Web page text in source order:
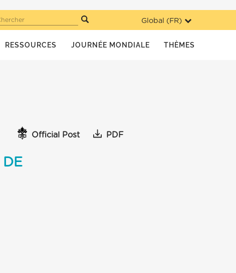
Global (FR)
RESSOURCES JOURNÉE MONDIALE THÈMES
Official Post PDF
DE